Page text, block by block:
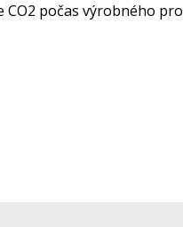
počas výrobného